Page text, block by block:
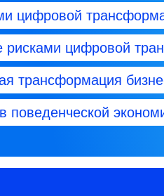
цифровой
рисками цифровой
трансформация